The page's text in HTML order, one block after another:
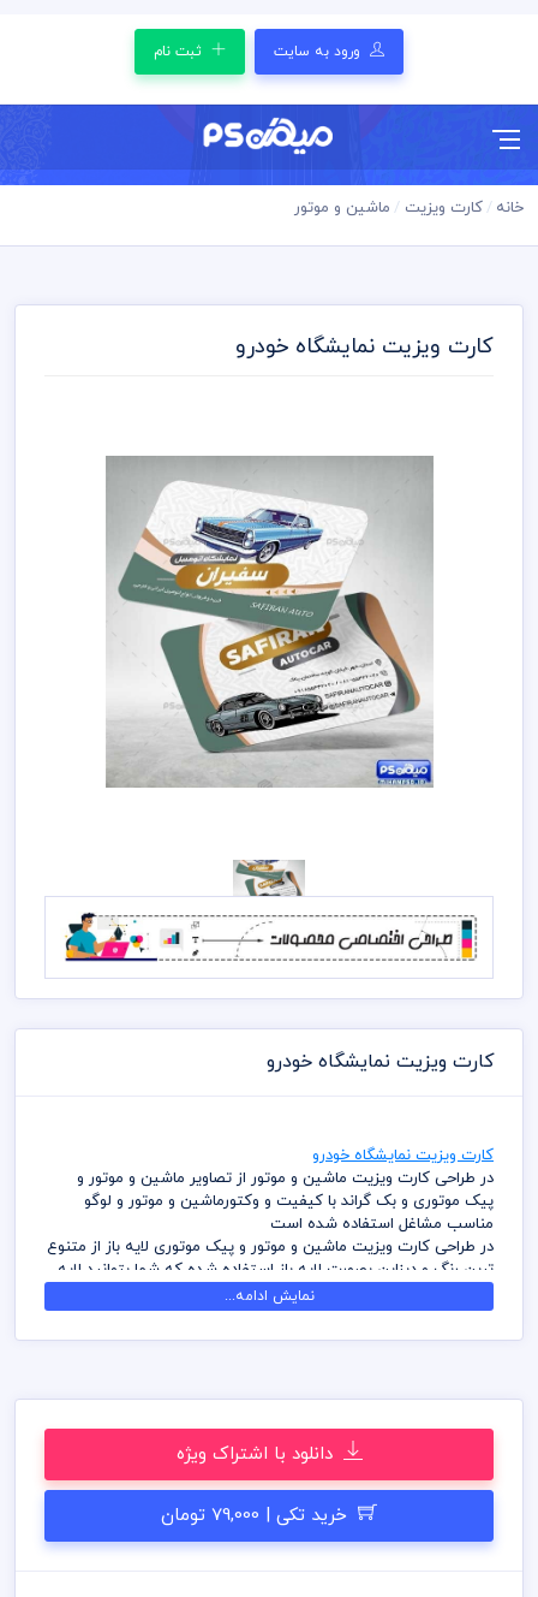
ورود به سایت ثبت نام
خانه کارت ویزیت ماشین و موتور
دانلود با اشتراک ویژه
خرید تکی | 79,000 تومان
کارت ویزیت نمایشگاه خودرو
کارت ویزیت نمایشگاه خودرو
کارت ویزیت نمایشگاه خودرو
در طراحی کارت ویزیت ماشین و موتور از تصاویر ماشین و موتور و
پیک موتوری و بک گراند با کیفیت و وکتورماشین و موتور و لوگو
مناسب مشاغل استفاده شده است
در طراحی کارت ویزیت ماشین و موتور و پیک موتوری لایه باز از متنوع
ترین رنگ و دیزاین بصورت لایه باز استفاده شده که شما بتوانید لایه
های مختلف کارت ویزیت را به سلیقه ویرایش و استفاده نمائید
در طراحی کارت ویزیت میهن پی اس دی از تصاویر و وکتورهای
باکیفیت استفاده شده است برای استفاده و چاپ رعایت نکات زیر
شما می توانید چاپ کارت ویزیت های موجود در وب سایت میهن پی
اس دی را نزد چاپحانه مجموعه چاپ و در سراسر کشور دریافت نمائید
برای دانلود کارت ویزیت و طرح لایه باز به صورت به صرفه می توانید از
بسته های اشتراک ویژه استفاده نمائید و کارت ویزیت رایگان دانلود
قیل از چاپ و استفاده کارت ویزیت رعایت مواردی نظیر غلط املایی،
نمایش ادامه...